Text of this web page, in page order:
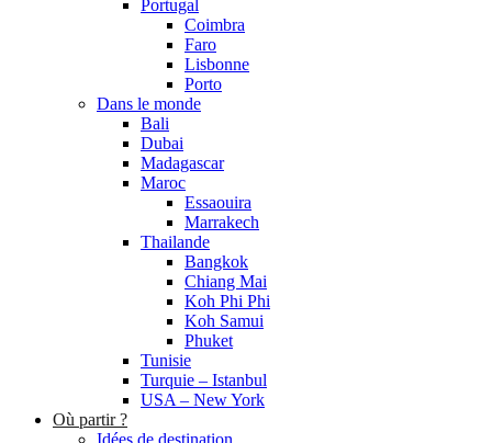
Portugal
Coimbra
Faro
Lisbonne
Porto
Dans le monde
Bali
Dubai
Madagascar
Maroc
Essaouira
Marrakech
Thailande
Bangkok
Chiang Mai
Koh Phi Phi
Koh Samui
Phuket
Tunisie
Turquie – Istanbul
USA – New York
Où partir ?
Idées de destination